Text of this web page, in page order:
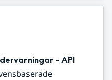
- API